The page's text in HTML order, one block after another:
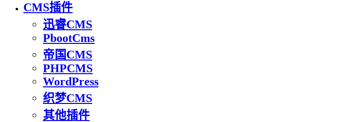
CMS插件
迅睿CMS
PbootCms
帝国CMS
PHPCMS
WordPress
织梦CMS
其他插件